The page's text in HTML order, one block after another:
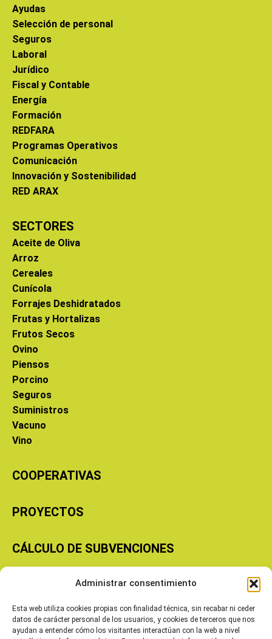
Administrar consentimiento
Esta web utiliza cookies propias con finalidad técnica, sin recabar ni ceder
datos de carácter personal de los usuarios, y cookies de terceros que nos
ayudan a entender cómo los visitantes interactúan con la web a nivel
Ayudas
Selección de personal
Seguros
Laboral
Jurídico
Fiscal y Contable
Energía
Formación
REDFARA
Programas Operativos
Comunicación
Innovación y Sostenibilidad
RED ARAX
SECTORES
Aceite de Oliva
Arroz
Cereales
Cunícola
Forrajes Deshidratados
Frutas y Hortalizas
Frutos Secos
Ovino
Piensos
Porcino
Seguros
Suministros
Vacuno
Vino
COOPERATIVAS
PROYECTOS
CÁLCULO DE SUBVENCIONES
Copyright © 2026 Cooperativas Agroalimentarias de Aragón